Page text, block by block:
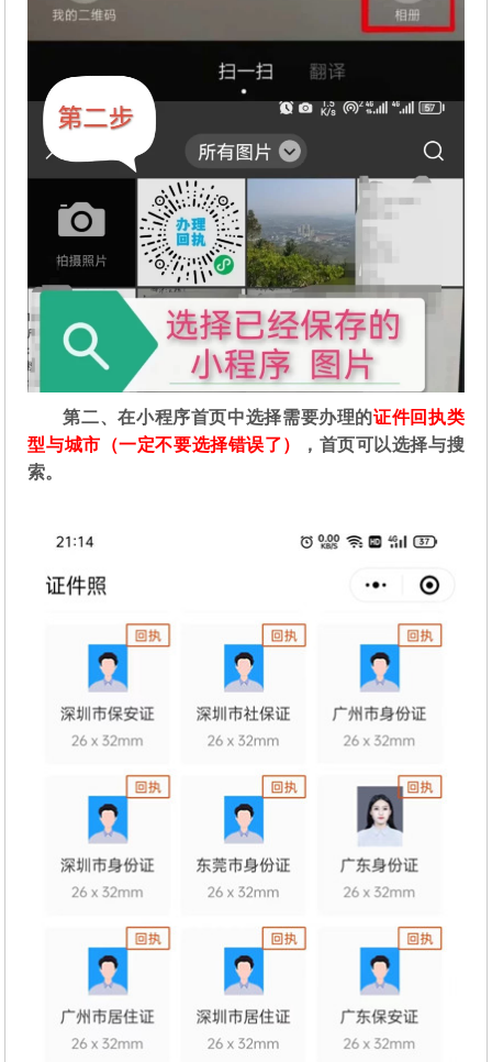
第二、在小程序首页中选择需要办理的证件回执类
型与城市（一定不要选择错误了）
，首页可以选择与搜
索。